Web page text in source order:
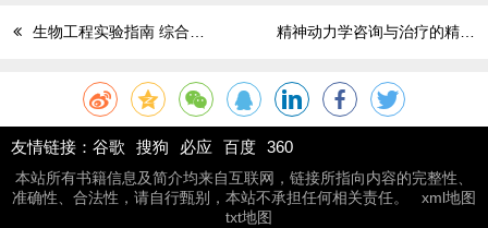
生物工程实验指南 综合实验原理与实践
友情链接： 谷歌 搜狗 必应 百度 360
本站所有书籍信息及简介均来自互联网，链接所指向内容的完整性、
准确性、合法性，请自行甄别，本站不承担任何相关责任。
xml地图
txt地图